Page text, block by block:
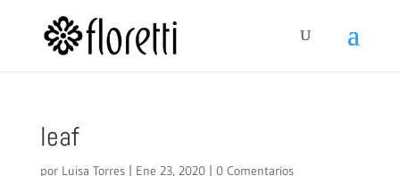
leaf
por Luisa Torres| Ene 23, 2020| 0 Comentarios